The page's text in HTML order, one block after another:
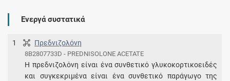
Ενεργά συστατικά
1 Πρεδνιζολόνη
8B2807733D - PREDNISOLONE ACETATE
Η πρεδνιζολόνη είναι ένα συνθετικό γλυκοκορτικοειδές
και συγκεκριμένα είναι ένα συνθετικό παράγωγο της